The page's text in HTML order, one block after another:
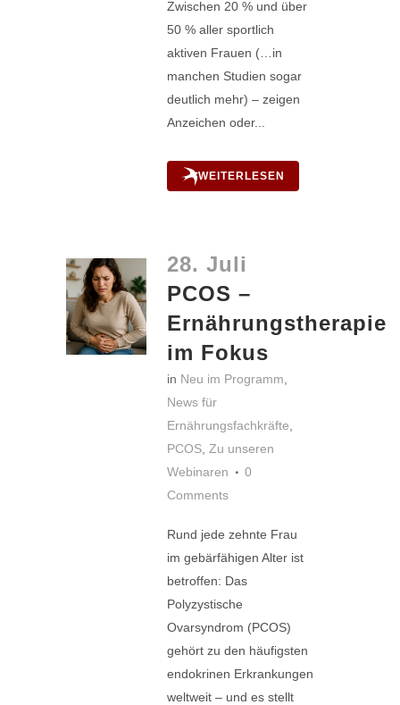
Zwischen 20 % und über
50 % aller sportlich
aktiven Frauen (…in
manchen Studien sogar
deutlich mehr) – zeigen
Anzeichen oder...
WEITERLESEN
28. Juli
PCOS –
Ernährungstherapie
im Fokus
in Neu im Programm
News für
Ernährungsfachkräfte
PCOS Zu unseren
Webinaren
0
Comments
Rund jede zehnte Frau
im gebärfähigen Alter ist
betroffen: Das
Polyzystische
Ovarsyndrom (PCOS)
gehört zu den häufigsten
endokrinen Erkrankungen
weltweit – und es stellt